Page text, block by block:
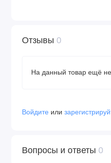
Отзывы 0
На данный товар ещё
Войдите или
Вопросы и ответы 0